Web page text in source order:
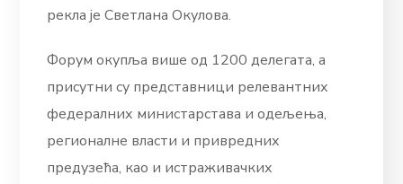
рекла је Светлана Окулова.
Форум окупља више од 1200 делегата, а
присутни су представници релевантних
федералних министарстава и одељења,
регионалне власти и привредних
предузећа, као и истраживачких